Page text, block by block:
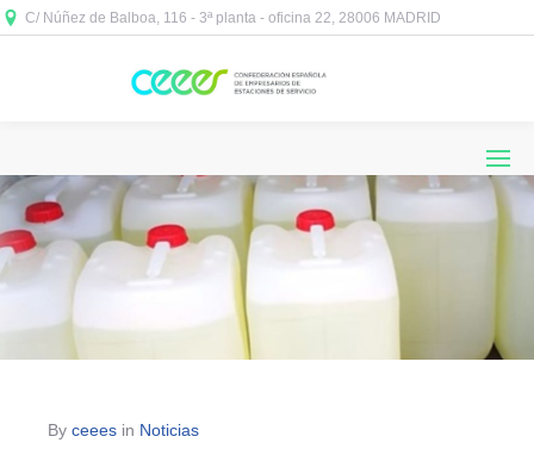
C/ Núñez de Balboa, 116 - 3ª planta - oficina 22, 28006 MADRID
By ceees in Noticias